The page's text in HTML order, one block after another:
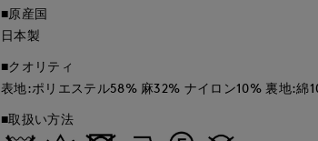
■原産国
日本製
■クオリティ
表地:ポリエステル58% 麻32% ナイロン10% 裏地:綿
■取扱い方法